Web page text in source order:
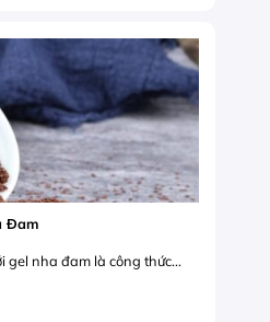
Đam
gel nha đam là công thức...